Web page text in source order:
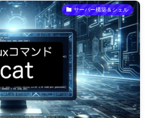
サーバー構築＆シェル